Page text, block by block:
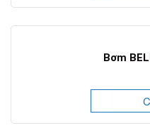
Bơm